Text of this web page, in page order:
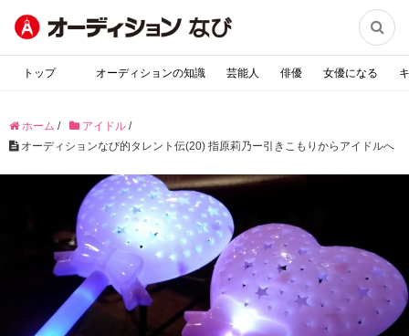

トップ オーディションの知識 芸能人 俳優 女優になる
ホーム / アイドル /
オーディションなび的タレント伝(20) 指原莉乃ー引きこもりからアイドルへ